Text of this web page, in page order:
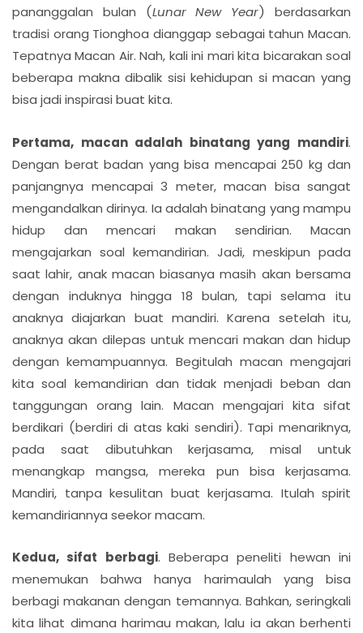
pananggalan bulan (Lunar New Year) berdasarkan
tradisi orang Tionghoa dianggap sebagai tahun Macan.
Tepatnya Macan Air. Nah, kali ini mari kita bicarakan soal
beberapa makna dibalik sisi kehidupan si macan yang
bisa jadi inspirasi buat kita.
Pertama, macan adalah binatang yang mandiri.
Dengan berat badan yang bisa mencapai 250 kg dan
panjangnya mencapai 3 meter, macan bisa sangat
mengandalkan dirinya. Ia adalah binatang yang mampu
hidup dan mencari makan sendirian. Macan
mengajarkan soal kemandirian. Jadi, meskipun pada
saat lahir, anak macan biasanya masih akan bersama
dengan induknya hingga 18 bulan, tapi selama itu
anaknya diajarkan buat mandiri. Karena setelah itu,
anaknya akan dilepas untuk mencari makan dan hidup
dengan kemampuannya. Begitulah macan mengajari
kita soal kemandirian dan tidak menjadi beban dan
tanggungan orang lain. Macan mengajari kita sifat
berdikari (berdiri di atas kaki sendiri). Tapi menariknya,
pada saat dibutuhkan kerjasama, misal untuk
menangkap mangsa, mereka pun bisa kerjasama.
Mandiri, tanpa kesulitan buat kerjasama. Itulah spirit
kemandiriannya seekor macam.
Kedua, sifat berbagi. Beberapa peneliti hewan ini
menemukan bahwa hanya harimaulah yang bisa
berbagi makanan dengan temannya. Bahkan, seringkali
kita lihat dimana harimau makan, lalu ia akan berhenti